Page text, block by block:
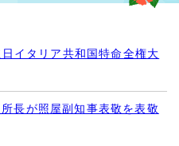
イタリア共和国特命全権大
長が照屋副知事表敬を表敬